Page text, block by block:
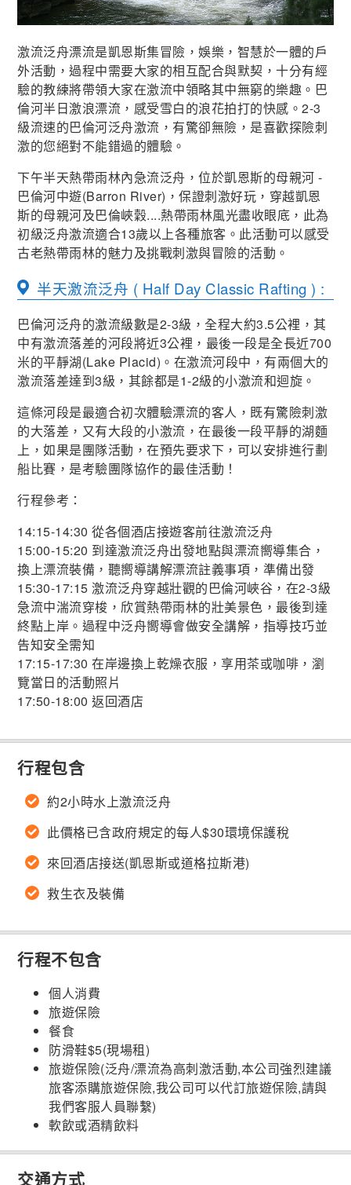
激流泛舟漂流是凱恩斯集冒險，娛樂，智慧於一體的戶
外活動，過程中需要大家的相互配合與默契，十分有經
驗的教練將帶領大家在激流中領略其中無窮的樂趣。巴
倫河半日激浪漂流，感受雪白的浪花拍打的快感。2-3
級流速的巴倫河泛舟激流，有驚卻無險，是喜歡探險刺
激的您絕對不能錯過的體驗。
下午半天熱帶雨林內急流泛舟，位於凱恩斯的母親河 -
巴倫河中遊(Barron River)，保證刺激好玩，穿越凱恩
斯的母親河及巴倫峽穀....熱帶雨林風光盡收眼底，此為
初級泛舟激流適合13歲以上各種旅客。此活動可以感受
古老熱帶雨林的魅力及挑戰刺激與冒險的活動。
半天激流泛舟 ( Half Day Classic Rafting ) :
巴倫河泛舟的激流級數是2-3級，全程大約3.5公裡，其
中有激流落差的河段將近3公裡，最後一段是全長近700
米的平靜湖(Lake Placid)。在激流河段中，有兩個大的
激流落差達到3級，其餘都是1-2級的小激流和迴旋。
這條河段是最適合初次體驗漂流的客人，既有驚險刺激
的大落差，又有大段的小激流，在最後一段平靜的湖麵
上，如果是團隊活動，在預先要求下，可以安排進行劃
船比賽，是考驗團隊協作的最佳活動！
行程參考：
14:15-14:30 從各個酒店接遊客前往激流泛舟
15:00-15:20 到達激流泛舟出發地點與漂流嚮導集合，
換上漂流裝備，聽嚮導講解漂流註義事項，準備出發
15:30-17:15 激流泛舟穿越壯觀的巴倫河峽谷，在2-3級
急流中湍流穿梭，欣賞熱帶雨林的壯美景色，最後到達
終點上岸。過程中泛舟嚮導會做安全講解，指導技巧並
告知安全需知
17:15-17:30 在岸邊換上乾燥衣服，享用茶或咖啡，瀏
覽當日的活動照片
17:50-18:00 返回酒店
行程包含
約2小時水上激流泛舟
此價格已含政府規定的每人$30環境保護稅
來回酒店接送(凱恩斯或道格拉斯港)
救生衣及裝備
行程不包含
個人消費
旅遊保險
餐食
防滑鞋$5(現場租)
旅遊保險(泛舟/漂流為高刺激活動,本公司強烈建議
旅客添購旅遊保險,我公司可以代訂旅遊保險,請與
我們客服人員聯繫)
軟飲或酒精飲料
交通方式